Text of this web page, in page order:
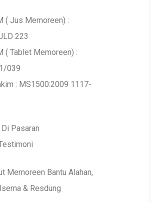
( Jus Memoreen) :
223
( Tablet Memoreen) :
039
: MS1500:2009 1117-
Di Pasaran
Memoreen Bantu Alahan,
& Resdung